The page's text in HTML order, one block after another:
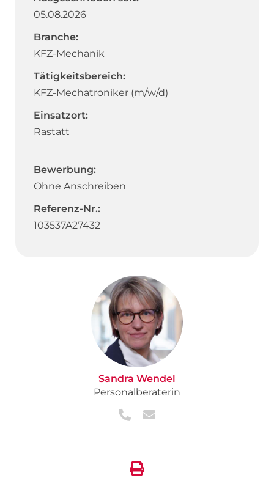
05.08.2026
Branche:
KFZ-Mechanik
Tätigkeitsbereich:
KFZ-Mechatroniker (m/w/d)
Einsatzort:
Rastatt
Bewerbung:
Ohne Anschreiben
Referenz-Nr.:
103537A27432
Sandra Wendel
Personalberaterin